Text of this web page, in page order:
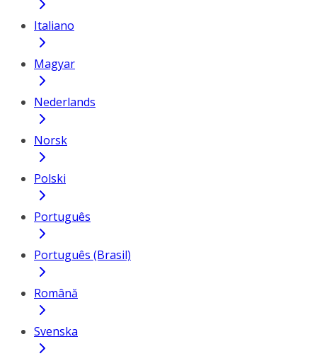
Italiano
Magyar
Nederlands
Norsk
Polski
Português
Português (Brasil)
Română
Svenska